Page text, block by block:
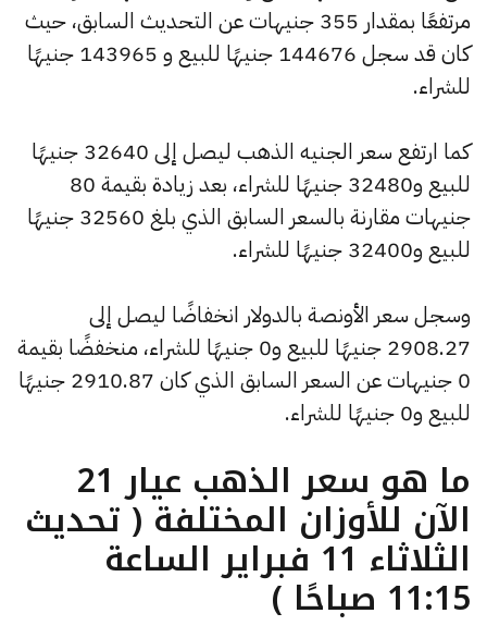
مرتفعًا بمقدار 355 جنيهات عن التحديث السابق، حيث
كان قد سجل 144676 جنيهًا للبيع و 143965 جنيهًا
للشراء.
كما ارتفع سعر الجنيه الذهب ليصل إلى 32640 جنيهًا
للبيع و32480 جنيهًا للشراء، بعد زيادة بقيمة 80
جنيهات مقارنة بالسعر السابق الذي بلغ 32560 جنيهًا
للبيع و32400 جنيهًا للشراء.
وسجل سعر الأونصة بالدولار انخفاضًا ليصل إلى
2908.27 جنيهًا للبيع و0 جنيهًا للشراء، منخفضًا بقيمة
0 جنيهات عن السعر السابق الذي كان 2910.87 جنيهًا
للبيع و0 جنيهًا للشراء.
ما هو سعر الذهب عيار 21
الآن للأوزان المختلفة ( تحديث
الثلاثاء 11 فبراير الساعة
11:15 صباحًا )